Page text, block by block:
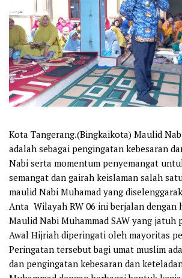
Kota Tangerang.(Bingkaikota) Maulid
adalah sebagai pengingatan kebesaran
Nabi serta momentum penyemangat
semangat dan gairah keislaman salah
maulid Nabi Muhamad yang
Anta Wilayah RW 06 ini berjalan dengan
Maulid Nabi Muhammad SAW yang jatuh
Awal Hijriah diperingati oleh mayoritas
Peringatan tersebut bagi umat muslim
dan pengingatan kebesaran dan